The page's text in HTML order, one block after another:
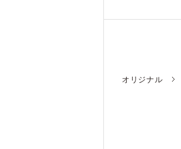
オリジナル